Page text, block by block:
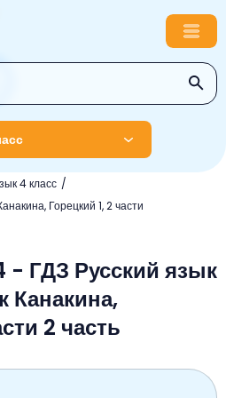
4 класс
Горецкий 1, 2 части
язык
чтение
мир
язык
чтение
Музыка
мир
- ГДЗ Русский язык
Канакина,
2 часть